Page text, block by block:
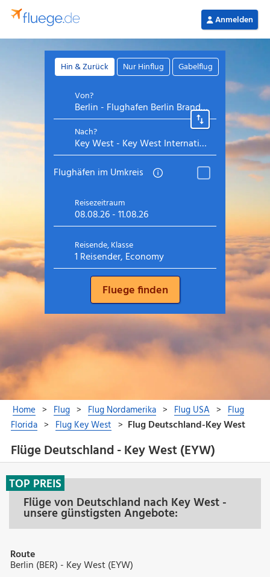
Flüge Deutschland - Key West (EYW)
Flüge von Deutschland nach Key West -
unsere günstigsten Angebote:
TOP PREIS
Route
Berlin (BER) - Key West (EYW)